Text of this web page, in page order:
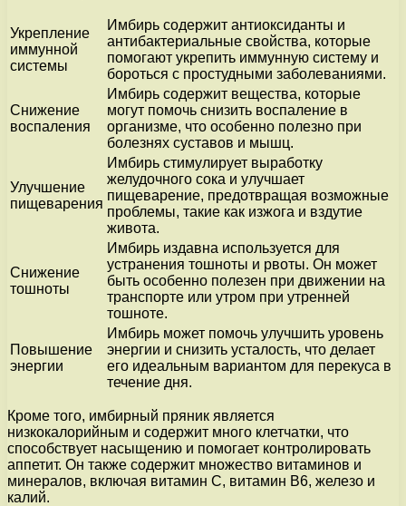
Укрепление
иммунной
системы
Имбирь содержит антиоксиданты и
антибактериальные свойства, которые
помогают укрепить иммунную систему и
бороться с простудными заболеваниями.
Снижение
воспаления
Имбирь содержит вещества, которые
могут помочь снизить воспаление в
организме, что особенно полезно при
болезнях суставов и мышц.
Улучшение
пищеварения
Имбирь стимулирует выработку
желудочного сока и улучшает
пищеварение, предотвращая возможные
проблемы, такие как изжога и вздутие
живота.
Снижение
тошноты
Имбирь издавна используется для
устранения тошноты и рвоты. Он может
быть особенно полезен при движении на
транспорте или утром при утренней
тошноте.
Повышение
энергии
Имбирь может помочь улучшить уровень
энергии и снизить усталость, что делает
его идеальным вариантом для перекуса в
течение дня.
Кроме того, имбирный пряник является
низкокалорийным и содержит много клетчатки, что
способствует насыщению и помогает контролировать
аппетит. Он также содержит множество витаминов и
минералов, включая витамин С, витамин B6, железо и
калий.